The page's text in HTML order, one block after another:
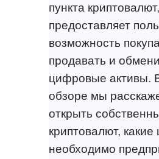
пункта
предоставляет
возможность
продавать и
цифровые активы.
обзоре мы
открыть
криптовалют, какие
необходимо